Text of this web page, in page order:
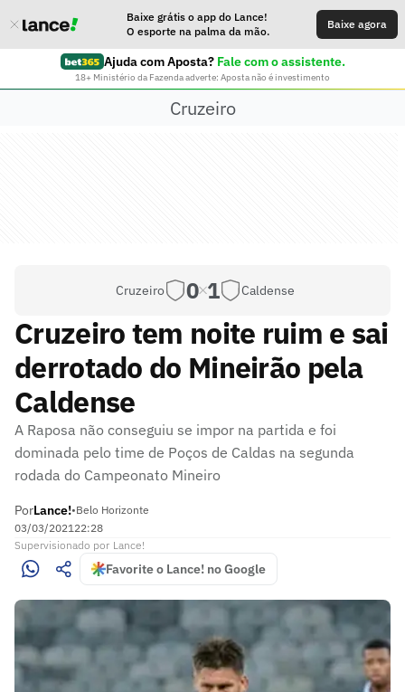
Baixe grátis o app do Lance!
O esporte na palma da mão.
Baixe agora
Ajuda com Aposta? Fale com o assistente.
18+ Ministério da Fazenda adverte: Aposta não é investimento
Cruzeiro
Cruzeiro 0 1 Caldense
Cruzeiro tem noite ruim e sai
derrotado do Mineirão pela
Caldense
A Raposa não conseguiu se impor na partida e foi
dominada pelo time de Poços de Caldas na segunda
rodada do Campeonato Mineiro
PorLance!•Belo Horizonte
03/03/202122:28
Supervisionado por Lance!
Favorite o Lance! no Google